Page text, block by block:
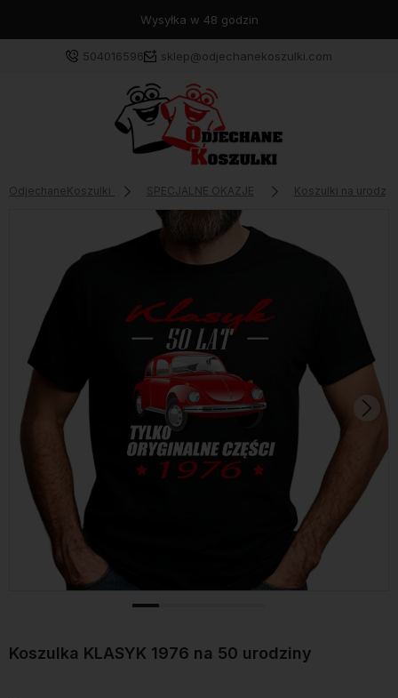
Wysyłka w 48 godzin
504016596 sklep@odjechanekoszulki.com
OdjechaneKoszulki SPECJALNE OKAZJE Koszulki na
Koszulka KLASYK 1976 na 50 urodziny